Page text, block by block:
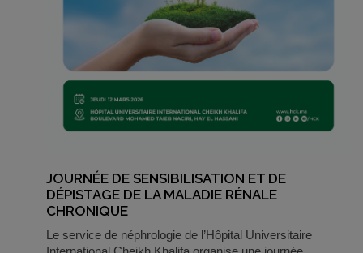
JOURNÉE DE SENSIBILISATION ET DE
DÉPISTAGE DE LA MALADIE RÉNALE
CHRONIQUE
Le service de néphrologie de l’Hôpital Universitaire